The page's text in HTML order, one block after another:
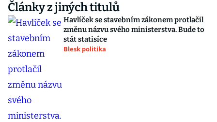
Články z jiných titulů
Havlíček se stavebním zákonem protlačil
změnu názvu svého ministerstva. Bude to
stát statisíce
Blesk politika